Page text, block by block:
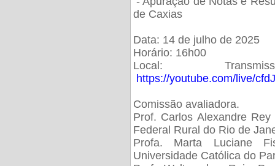
de Caxias
Data: 14 de julho de 2025
Horário: 16h00
Local:
https://youtube.com/live/
Comissão avaliadora.
Prof. Carlos Alexandre
Federal Rural do Rio de
Profa. Marta Luciane
Universidade Católica do